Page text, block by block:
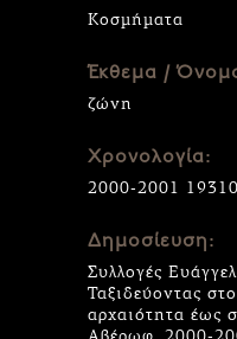
Κοσμήματα
Έκθεμα /
ζώνη
Χρονολογία:
2000-2001
Δημοσίευση:
Συλλογές
Ταξιδεύοντας
αρχαιότητα έως